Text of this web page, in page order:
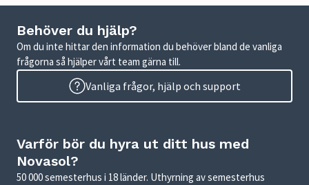
Behöver du hjälp?
Om du inte hittar den information du behöver bland de vanliga
frågorna så hjälper vårt team gärna till.
Vanliga frågor, hjälp och support
Varför bör du hyra ut ditt hus med
Novasol?
50 000 semesterhus i 18 länder. Uthyrning av semesterhus